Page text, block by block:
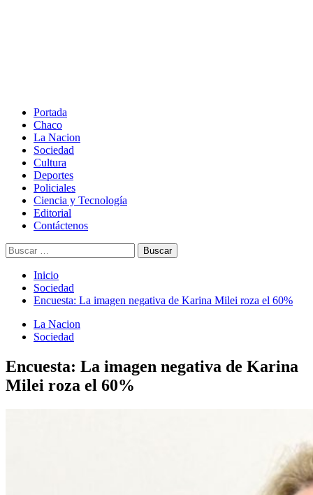
Portada
Chaco
La Nacion
Sociedad
Cultura
Deportes
Policiales
Ciencia y Tecnología
Editorial
Contáctenos
Buscar:
Inicio
Sociedad
Encuesta: La imagen negativa de Karina Milei roza el 60%
La Nacion
Sociedad
Encuesta: La imagen negativa de Karina
Milei roza el 60%